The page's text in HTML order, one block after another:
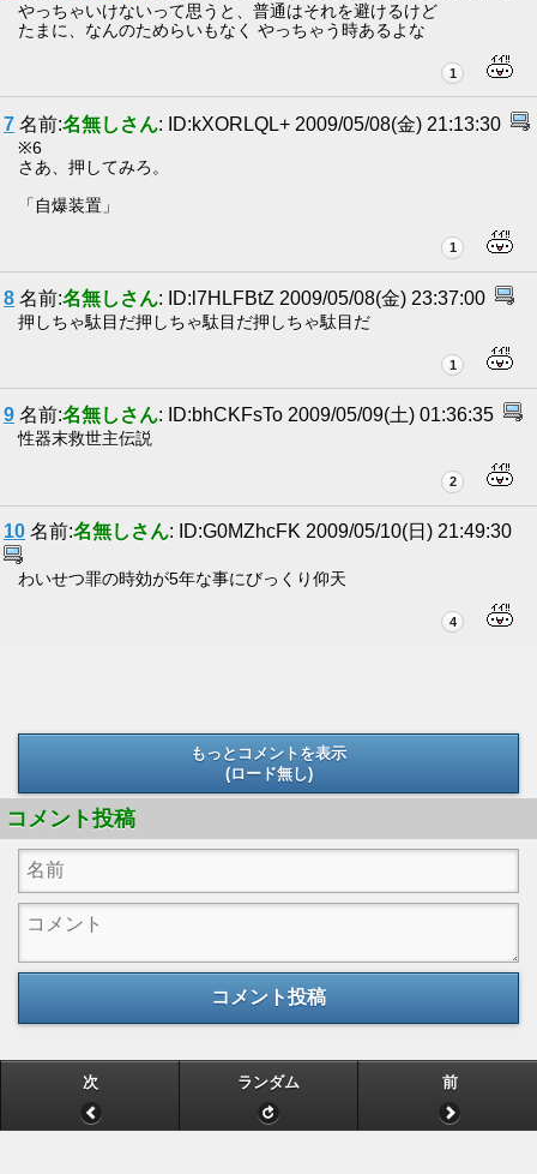
やっちゃいけないって思うと、普通はそれを避けるけど
たまに、なんのためらいもなく やっちゃう時あるよな
1
7 名前:名無しさん: ID:kXORLQL+ 2009/05/08(金) 21:13:30
※6
さあ、押してみろ。
「自爆装置」
1
8 名前:名無しさん: ID:l7HLFBtZ 2009/05/08(金) 23:37:00
押しちゃ駄目だ押しちゃ駄目だ押しちゃ駄目だ
1
9 名前:名無しさん: ID:bhCKFsTo 2009/05/09(土) 01:36:35
性器末救世主伝説
2
10 名前:名無しさん: ID:G0MZhcFK 2009/05/10(日) 21:49:30
わいせつ罪の時効が5年な事にびっくり仰天
4
もっとコメントを表示
(ロード無し)
コメント投稿
コメント投稿
次 ランダム 前